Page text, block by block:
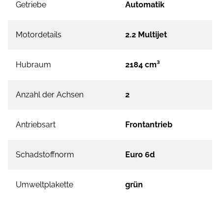
Getriebe Automatik
Motordetails 2.2 Multijet
Hubraum 2184 cm³
Anzahl der Achsen 2
Antriebsart Frontantrieb
Schadstoffnorm Euro 6d
Umweltplakette grün